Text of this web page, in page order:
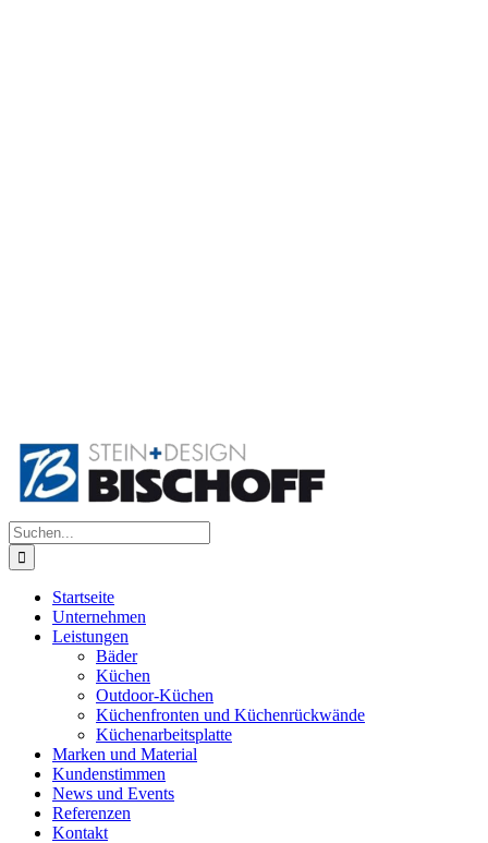
Suche
nach:
Startseite
Unternehmen
Leistungen
Bäder
Küchen
Outdoor-Küchen
Küchenfronten und Küchenrückwände
Küchenarbeitsplatte
Marken und Material
Kundenstimmen
News und Events
Referenzen
Kontakt